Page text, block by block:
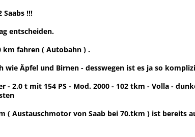
Saabs !!!
entscheiden.
km fahren ( Autobahn ) .
wie Äpfel und Birnen - desswegen ist es ja so
- 2.0 t mit 154 PS - Mod. 2000 - 102 tkm - Volla -
( Austauschmotor von Saab bei 70.tkm ) ist bereits